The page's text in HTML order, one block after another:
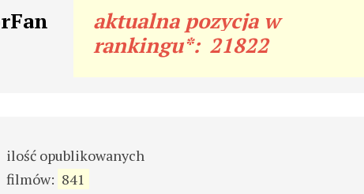
aktualna pozycja w
rankingu*: 21822
ilość opublikowanych
filmów: 841